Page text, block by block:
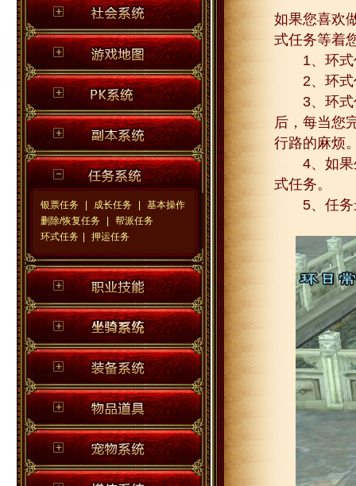
银票任务 成长任务
基本操作
删除/恢复任务
帮派任务
环式任务
押运任务
如果您喜欢
式任务等着
1、环式任
2、环式任
3、环式任
后，每当您
行路的麻烦
4、如果生
式任务。
5、任务